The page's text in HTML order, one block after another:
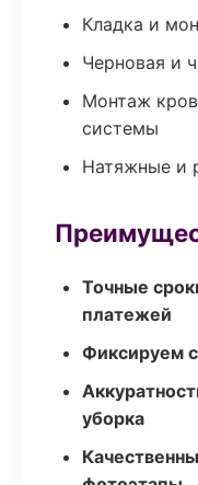
Кладка и
Черновая и
Монтаж
системы
Натяжные и
Точные
платежей
Фиксируем
уборка